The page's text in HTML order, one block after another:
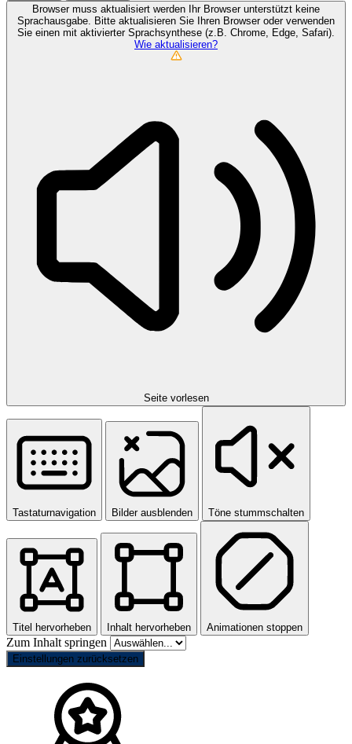
Browser muss aktualisiert werden
Ihr Browser unterstützt keine
Sprachausgabe. Bitte aktualisieren Sie Ihren Browser oder verwenden
Sie einen mit aktivierter Sprachsynthese (z.B. Chrome, Edge, Safari).
Wie aktualisieren?
Seite vorlesen
Tastaturnavigation Bilder ausblenden Töne stummschalten
Titel hervorheben Inhalt hervorheben Animationen stoppen
Zum Inhalt springen
Einstellungen zurücksetzen